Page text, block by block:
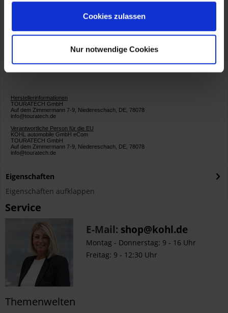
Cookies zulassen
Nur notwendige Cookies
Touring Paket!
01-082-5457-0
Herstellerinformationen
TOURATECH GmbH
Auf dem Zimmermann 7-9, Niedereschach, DE, 78078
info@touratech.de
Verantwortliche Person für die EU
KOHL automobile GmbH eCom
TOURATECH GmbH
Auf dem Zimmermann 7-9, Niedereschach, DE, 78078
info@touratech.de
Eigenschaften
Eigenschaften aufklappen
Service
E-Mail: shop@kohl.de
Montag - Donnerstag: 9 - 16 Uhr
Freitag: 9 - 12:30 Uhr
Themenwelten